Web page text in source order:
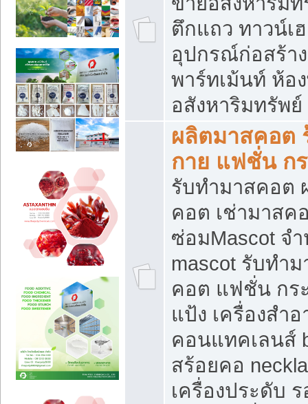
ตึกแถว ทาวน์เ
อุปกรณ์ก่อสร้า
พาร์ทเม้นท์ ห้อ
อสังหาริมทรัพ
ผลิตมาสคอต
กาย แฟชั่น กร
รับทำมาสคอต
คอต เช่ามาสค
ซ่อมMascot จ
mascot รับทำ
คอต แฟชั่น กระ
แป้ง เครื่องสำ
คอนแทคเลนส์
สร้อยคอ
เครื่องประดับ ร